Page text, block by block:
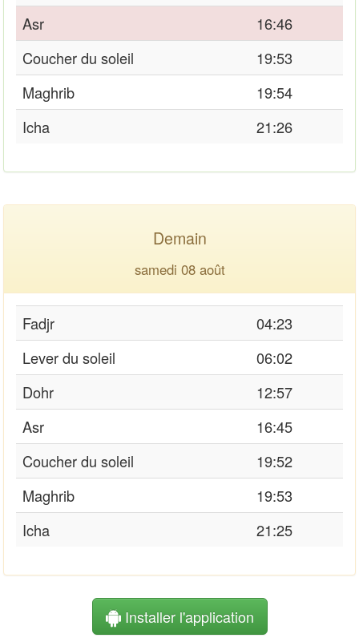
Asr
16:46
Coucher du soleil
19:53
Maghrib
19:54
Icha
21:26
Demain
samedi 08 août
Fadjr
04:23
Lever du soleil
06:02
Dohr
12:57
Asr
16:45
Coucher du soleil
19:52
Maghrib
19:53
Icha
21:25
Installer l'application